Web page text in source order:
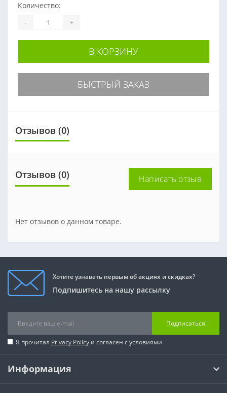
Количество:
- +
В КОРЗИНУ
БЫСТРЫЙ ЗАКАЗ
Отзывов (0)
Отзывов (0) Написать отзыв
Нет отзывов о данном товаре.
Хотите узнавать первым об акциях и скидках?
Подпишитесь на нашу рассылку
Подписаться
Я прочитал Privacy Policy и согласен с условиями
Информация